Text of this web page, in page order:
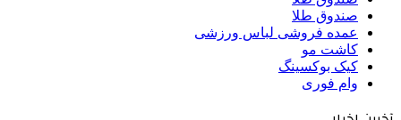
صندوق طلا
عمده فروشی لباس ورزشی
کاشت مو
کیک بوکسینگ
وام فوری